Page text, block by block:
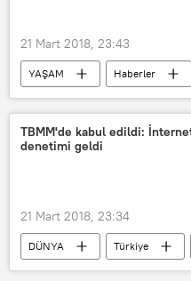
21 Mart 2018, 23:43
YAŞAM Haberler
İngiltere
Mark
Aleksandr Kogan
Cambridge Analytica
TBMM'de kabul edildi:
denetimi geldi
21 Mart 2018, 23:34
DÜNYA Türkiye
Ankara
TBMM